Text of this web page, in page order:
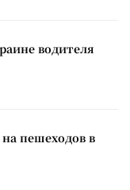
водителя
пешеходов в